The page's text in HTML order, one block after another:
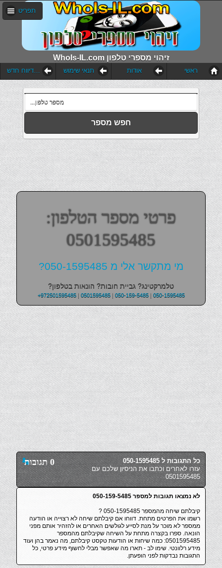
WhoIs-IL.com זיהוי מספרי טלפון
תפריט
הוסף דיווח חדש תנאי שימוש אודות ראשי
חפש מספר
פרטי מספר הטלפון:
0501595485
מי מתקשר אלי מ 050-1595485?
טלמרקטינג? גביית חובות? הונאות בטלפון?
+972501595485| 0501595485| 050-159-5485| 050-1595485
0 תגובות
כל התגובות ל 050-1595485
עזרו לאחרים וכתבו את הניסיון שלכם עם
0501595485
לא נמצאו תגובות למספר 050-159-5485
קיבלתם שיחה מהמספר 050-1595485 ?
רשמו את הפרטים מתחת. דווחו אם קיבלתם שיחה לא רצוייה או הודעה
ממספר לא מוכר על מנת לסייע לגולשים האחרים או להזהיר אותם מפני
הונאה. ספרו בקצרה מתחת על השיחה שקיבלתם מהמספר
0501595485: כמה שיחות או הודעות טקסט קיבלתם, מה נאמר בהן ועוד
מידע רלוונטי. שימו לב - תארו מה שאפשר מבלי לחשוף מידע פרטי, כל
התגובות נבדקות לפני הופעתן.